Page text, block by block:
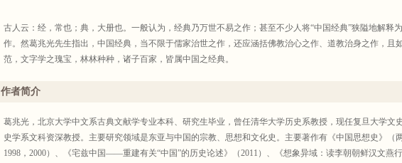
古人云：经，常也；典，大册也。一般认为，经典乃万世不易之作；甚至不少人将“中国经典”狭隘地解释
作。然葛兆光先生指出，中国经典，当不限于儒家治世之作，还应涵括佛教治心之作、道教治身之作，且
范，文字学之瑰宝，林林种种，诸子百家，皆属中国之经典。
典，只有通过重新解释和引申，方能使当代人体会前贤之思，转化为今天犹有活力的“新经典”。
丛书简介：
作者简介
葛兆光，北京大学中文系古典文献学专业本科、研究生毕业，曾任清华大学历史系教授，现任复旦大学文
史学系文科资深教授。主要研究领域是东亚与中国的宗教、思想和文化史。主要著作有《中国思想史》（
1998，2000）、《宅兹中国——重建有关“中国”的历史论述》（2011）、《想象异域：读李朝朝鲜汉文燕行